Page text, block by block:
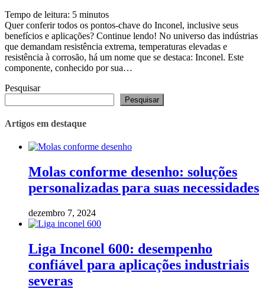
Tempo de leitura: 5 minutos
Quer conferir todos os pontos-chave do Inconel, inclusive seus
benefícios e aplicações? Continue lendo! No universo das indústrias
que demandam resistência extrema, temperaturas elevadas e
resistência à corrosão, há um nome que se destaca: Inconel. Este
componente, conhecido por sua…
Pesquisar
Pesquisar
Artigos em destaque
Molas conforme desenho: soluções
personalizadas para suas necessidades
dezembro 7, 2024
Liga Inconel 600: desempenho
confiável para aplicações industriais
severas